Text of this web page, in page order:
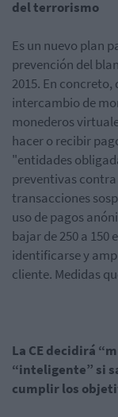
del terrorismo
Es un nuevo plan
prevención del
2015. En
intercambio de
monederos
hacer o recibir
"entidades
preventivas
transacciones
uso de pagos
bajar de 250 a 150
identificarse y
cliente. Medidas
La CE decidirá
“inteligente” si
cumplir los